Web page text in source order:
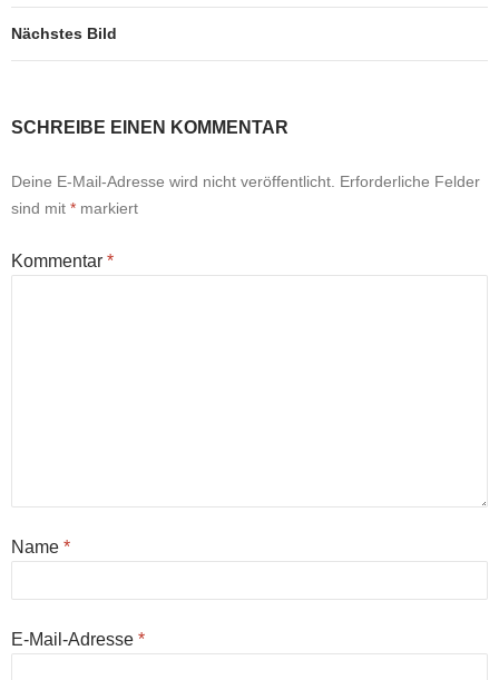
Nächstes Bild
SCHREIBE EINEN KOMMENTAR
Deine E-Mail-Adresse wird nicht veröffentlicht. Erforderliche Felder
sind mit * markiert
Kommentar *
Name *
E-Mail-Adresse *